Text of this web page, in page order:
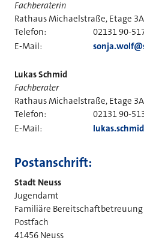
Fachberaterin
Rathaus Michaelstraße, Etage 3A
Telefon:
02131 90-
E-Mail:
Lukas Schmid
Fachberater
Rathaus Michaelstraße, Etage 3A
Telefon:
02131 90-
E-Mail:
Postanschrift:
Stadt Neuss
Jugendamt
Familiäre Bereitschaftbetreuung
Postfach
41456 Neuss